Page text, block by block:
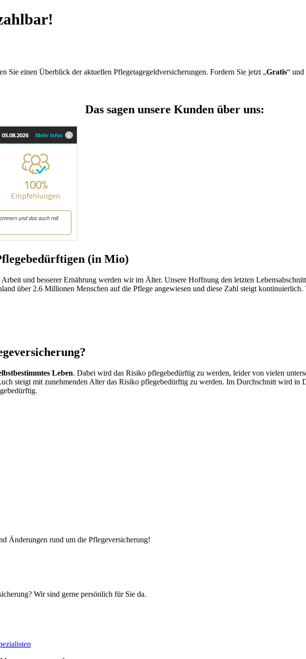
Sie einen Überblick der aktuellen Pflegetagegeldversicherungen. Fordern Sie jetzt „Gratis“ und
Das sagen unsere Kunden über uns:
(in Mio)
und besserer Ernährung werden wir im Älter. Unsere Hoffnung den letzten
über 2.6 Millionen Menschen auf die Pflege angewiesen und diese Zahl steigt
Leben. Dabei wird das Risiko pflegebedürftig zu werden, leider von vielen
steigt mit zunehmenden Alter das Risiko pflegebedürftig zu werden. Im Durchschnitt wird in
Änderungen rund um die Pflegeversicherung!
Wir sind gerne persönlich für Sie da.